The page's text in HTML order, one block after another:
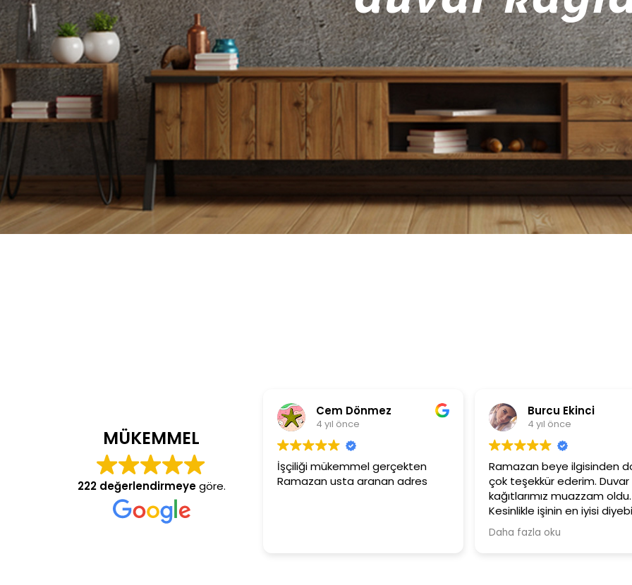
MÜKEMMEL
222 değerlendirmeyegöre.
Cem Dönmez
4 yıl önce
İşçiliği mükemmel gerçekten
Ramazan usta aranan adres
Burcu Ekinci
4 yıl önce
Ramazan beye ilgisinden
çok teşekkür ederim. Duvar
kağıtlarımız muazzam oldu.
Kesinlikle işinin en iyisi
Şiddetle tavsiye ediyorum.
Daha fazla oku